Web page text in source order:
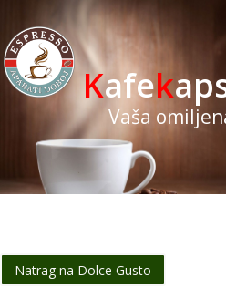
Kafek
Vaša omiljena
Natrag na Dolce Gusto